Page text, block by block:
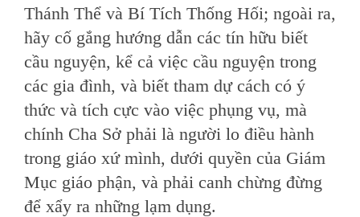
Thánh Thể và Bí Tích Thống Hối; ngoài ra,
hãy cố gắng hướng dẫn các tín hữu biết
cầu nguyện, kể cả việc cầu nguyện trong
các gia đình, và biết tham dự cách có ý
thức và tích cực vào việc phụng vụ, mà
chính Cha Sở phải là người lo điều hành
trong giáo xứ mình, dưới quyền của Giám
Mục giáo phận, và phải canh chừng đừng
để xẩy ra những lạm dụng.